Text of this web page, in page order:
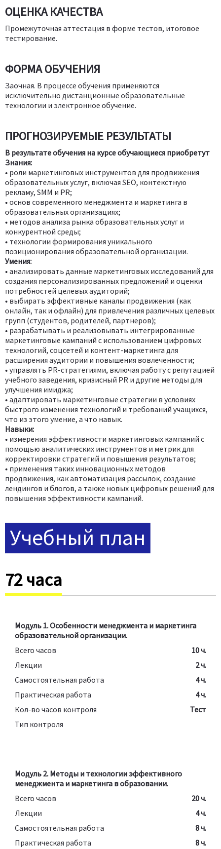
ОЦЕНКА КАЧЕСТВА
Промежуточная аттестация в форме тестов, итоговое
тестирование.
ФОРМА ОБУЧЕНИЯ
Заочная. В процессе обучения применяются
исключительно дистанционные образовательные
технологии и электронное обучение.
ПРОГНОЗИРУЕМЫЕ РЕЗУЛЬТАТЫ
В результате обучения на курсе обучающиеся приобретут
Знания:
• роли маркетинговых инструментов для продвижения
образовательных услуг, включая SEO, контекстную
рекламу, SMM и PR;
• основ современного менеджмента и маркетинга в
образовательных организациях;
• методов анализа рынка образовательных услуг и
конкурентной среды;
• технологии формирования уникального
позиционирования образовательной организации.
Умения:
• анализировать данные маркетинговых исследований для
создания персонализированных предложений и оценки
потребностей целевых аудиторий;
• выбирать эффективные каналы продвижения (как
онлайн, так и офлайн) для привлечения различных целевых
групп (студентов, родителей, партнеров);
• разрабатывать и реализовывать интегрированные
маркетинговые кампаний с использованием цифровых
технологий, соцсетей и контент-маркетинга для
расширения аудитории и повышения вовлеченности;
• управлять PR-стратегиями, включая работу с репутацией
учебного заведения, кризисный PR и другие методы для
улучшения имиджа;
• адаптировать маркетинговые стратегии в условиях
быстрого изменения технологий и требований учащихся,
что из этого умение, а что навык.
Навыки:
• измерения эффективности маркетинговых кампаний с
помощью аналитических инструментов и метрик для
корректировки стратегий и повышения результатов;
• применения таких инновационных методов
продвижения, как автоматизация рассылок, создание
лендингов и блогов, а также новых цифровых решений для
повышения эффективности кампаний.
Учебный план
72 часа
Модуль 1. Особенности менеджмента и маркетинга
образовательной организации.
Всего часов
10 ч.
Лекции
2 ч.
Самостоятельная работа
4 ч.
Практическая работа
4 ч.
Кол-во часов контроля
Тест
Тип контроля
Модуль 2. Методы и технологии эффективного
менеджмента и маркетинга в образовании.
Всего часов
20 ч.
Лекции
4 ч.
Самостоятельная работа
8 ч.
Практическая работа
8 ч.